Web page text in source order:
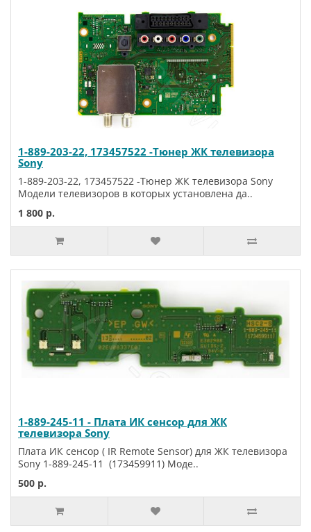
1-889-203-22, 173457522 -Тюнер ЖК телевизора
Sony
1-889-203-22, 173457522 -Тюнер ЖК телевизора Sony
Модели телевизоров в которых установлена да..
1 800 р.
1-889-245-11 - Плата ИК сенсор для ЖК
телевизора Sony
Плата ИК сенсор ( IR Remote Sensor) для ЖК телевизора
Sony 1-889-245-11 (173459911) Моде..
500 р.